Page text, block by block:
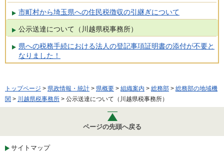
市町村から埼玉県への住民税徴収の引継ぎについて
公示送達について（川越県税事務所）
県への税務手続における法人の登記事項証明書の添付が不要と
なりました！
トップページ > 県政情報・統計 > 県概要 > 組織案内 > 総務部 > 総務部の地域機
関 > 川越県税事務所 > 公示送達について（川越県税事務所）
ページの先頭へ戻る
サイトマップ